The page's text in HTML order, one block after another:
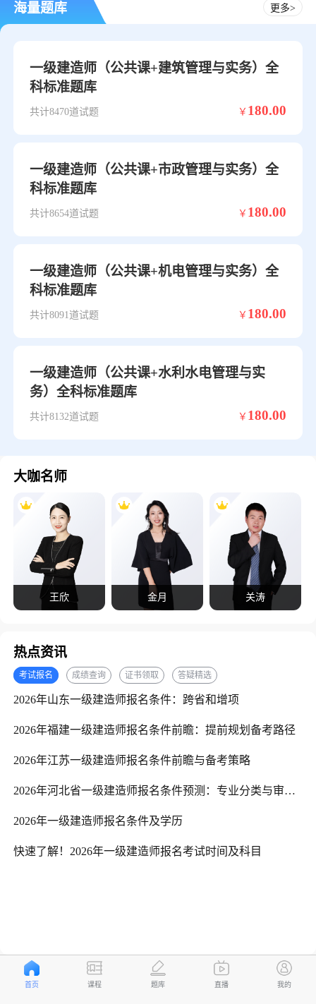
海量题库 更多>
一级建造师（公共课+建筑管理与实务）全
科标准题库
共计8470道试题 ￥ 180.00
一级建造师（公共课+市政管理与实务）全
科标准题库
共计8654道试题 ￥ 180.00
一级建造师（公共课+机电管理与实务）全
科标准题库
共计8091道试题 ￥ 180.00
一级建造师（公共课+水利水电管理与实
务）全科标准题库
共计8132道试题 ￥ 180.00
大咖名师
王欣 金月 关涛
热点资讯
考试报名 成绩查询 证书领取 答疑精选
2026年山东一级建造师报名条件：跨省和增项
2026年福建一级建造师报名条件前瞻：提前规划备考路径
2026年江苏一级建造师报名条件前瞻与备考策略
2026年河北省一级建造师报名条件预测：专业分类与审核标准预计须知
2026年一级建造师报名条件及学历
快速了解！2026年一级建造师报名考试时间及科目
首页 课程 题库 直播 我的